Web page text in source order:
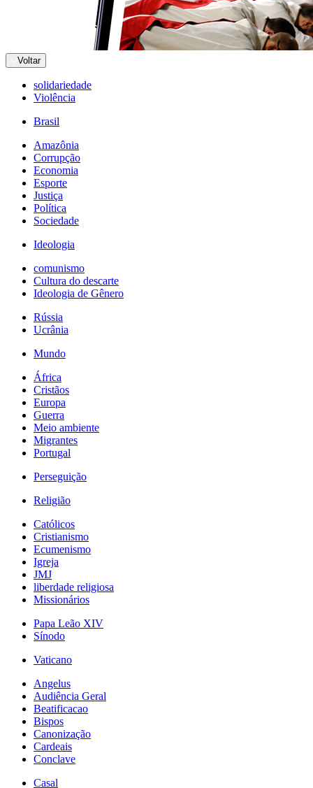
Voltar
solidariedade
Violência
Brasil
Amazônia
Corrupção
Economia
Esporte
Justiça
Política
Sociedade
Ideologia
comunismo
Cultura do descarte
Ideologia de Gênero
Rússia
Ucrânia
Mundo
África
Cristãos
Europa
Guerra
Meio ambiente
Migrantes
Portugal
Perseguição
Religião
Católicos
Cristianismo
Ecumenismo
Igreja
JMJ
liberdade religiosa
Missionários
Papa Leão XIV
Sínodo
Vaticano
Angelus
Audiência Geral
Beatificacao
Bispos
Canonização
Cardeais
Conclave
Casal